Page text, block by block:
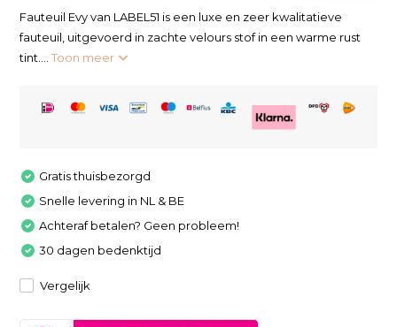
Fauteuil Evy van LABEL51 is een luxe en zeer kwalitatieve
fauteuil, uitgevoerd in zachte velours stof in een warme rust
tint....Toon meer
Gratis thuisbezorgd
Snelle levering in NL & BE
Achteraf betalen? Geen probleem!
30 dagen bedenktijd
Vergelijk